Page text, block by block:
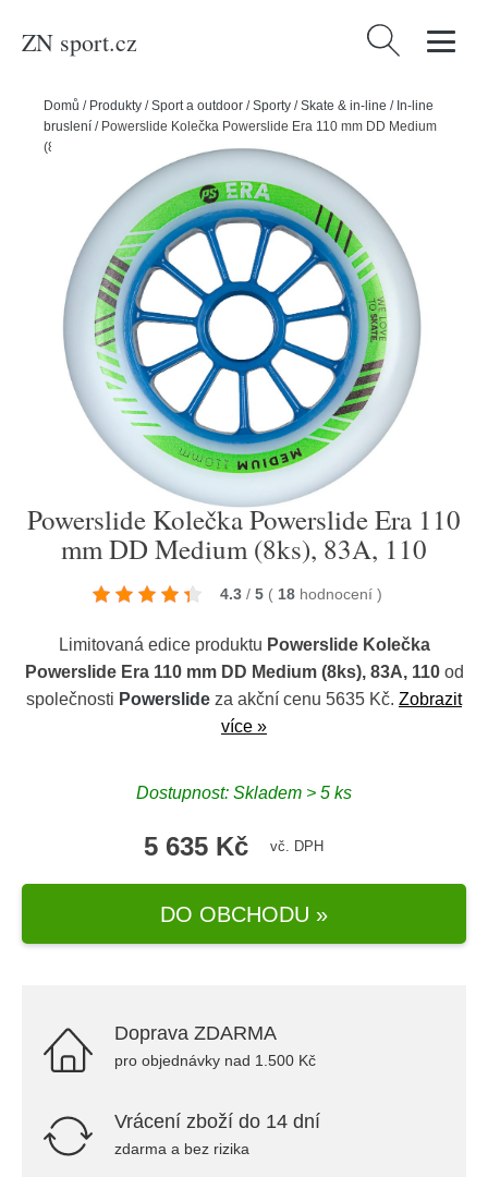
ZN sport.cz Vyhledávání
Domů / Produkty /Sport a outdoor /Sporty /Skate & in-line / In-line
bruslení / Powerslide Kolečka Powerslide Era 110 mm DD Medium
(8ks), 83A, 110
Powerslide Kolečka Powerslide Era 110
mm DD Medium (8ks), 83A, 110
4.3 / 5 ( 18 hodnocení )
Limitovaná edice produktu Powerslide Kolečka
Powerslide Era 110 mm DD Medium (8ks), 83A, 110od
společnosti Powerslide za akční cenu 5635 Kč. Zobrazit
více »
Dostupnost: Skladem > 5 ks
5 635 Kč vč. DPH
DO OBCHODU »
Doprava ZDARMA
pro objednávky nad 1.500 Kč
Vrácení zboží do 14 dní
zdarma a bez rizika